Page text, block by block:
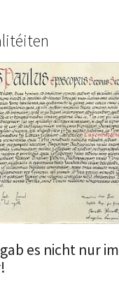
es nicht nur im